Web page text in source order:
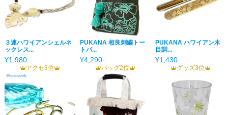
３連ハワイアンシェルネ
ックレス...
¥1,980
PUKANA 相良刺繍トー
トバ...
¥4,290
PUKANA ハワイアン木
目調...
¥1,430
アクセ3位 バッグ2位 グッズ3位